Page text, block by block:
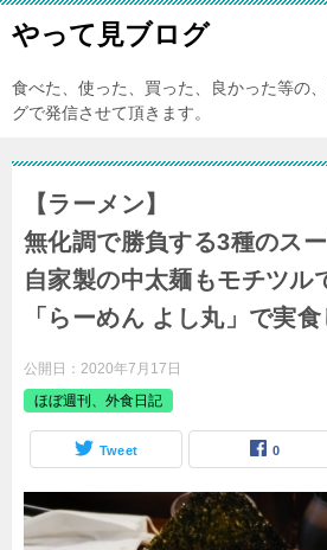
やって見ブログ
食べた、使った、買った、良かった等の
グで発信させて頂きます。
【ラーメン】
無化調で勝負する3種のス
自家製の中太麺もモチツル
「らーめん よし丸」で実食
公開日： 2020年7月17日
ほぼ週刊、外食日記
Tweet 0